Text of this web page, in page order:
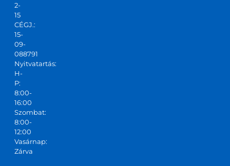
2-
15
CÉGJ.:
15-
09-
088791
Nyitvatartás:
H-
P:
8:00-
16:00
Szombat:
8:00-
12:00
Vasárnap:
Zárva